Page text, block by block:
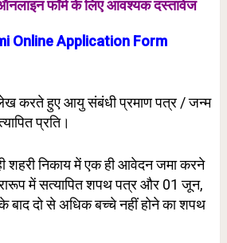
फॉर्म के लिएआवश्यक दस्तावेज
Online Application Form
करते हुए आयु संबंधी प्रमाण पत्र / जन्म
प्रति।
शहरी निकाय में एक ही आवेदन जमा करने
में सत्यापित शपथ पत्र और 01 जून,
बाद दो से अधिक बच्चे नहीं होने का शपथ